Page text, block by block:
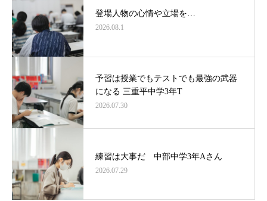
登場人物の心情や立場を…
2026.08.1
予習は授業でもテストでも最強の武器
になる 三重平中学3年T
2026.07.30
練習は大事だ 中部中学3年Aさん
2026.07.29